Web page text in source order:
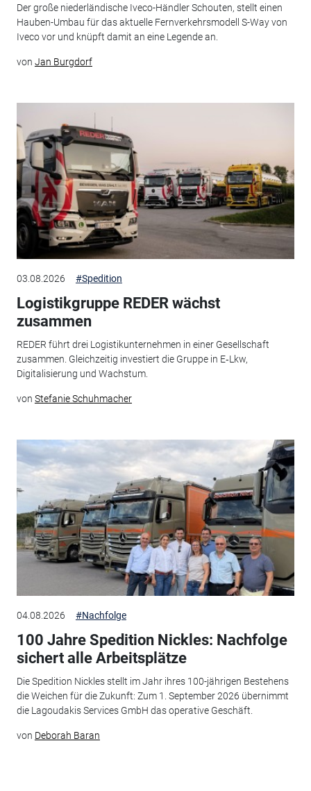
Der große niederländische Iveco-Händler Schouten, stellt einen
Hauben-Umbau für das aktuelle Fernverkehrsmodell S-Way von
Iveco vor und knüpft damit an eine Legende an.
von Jan Burgdorf
03.08.2026 #Spedition
Logistikgruppe REDER wächst
zusammen
REDER führt drei Logistikunternehmen in einer Gesellschaft
zusammen. Gleichzeitig investiert die Gruppe in E‑Lkw,
Digitalisierung und Wachstum.
von Stefanie Schuhmacher
04.08.2026 #Nachfolge
100 Jahre Spedition Nickles: Nachfolge
sichert alle Arbeitsplätze
Die Spedition Nickles stellt im Jahr ihres 100-jährigen Bestehens
die Weichen für die Zukunft: Zum 1. September 2026 übernimmt
die Lagoudakis Services GmbH das operative Geschäft.
von Deborah Baran